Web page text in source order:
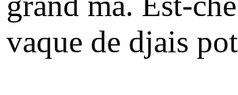
vaque de djais